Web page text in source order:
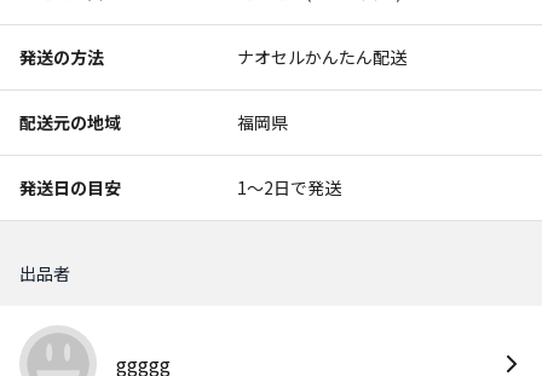
発送の方法 ナオセルかんたん配送
配送元の地域 福岡県
発送日の目安 1〜2日で発送
出品者
ggggg